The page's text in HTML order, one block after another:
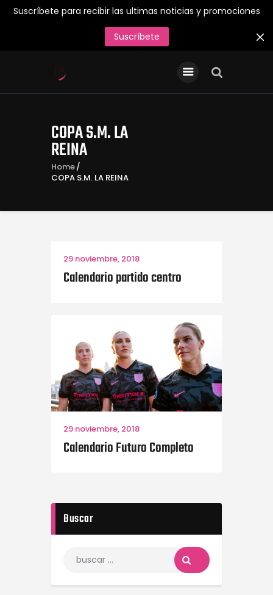
Suscríbete para recibir las ultimas noticias y promociones
Suscríbete
COPA S.M. LA
REINA
Home
COPA S.M. LA REINA
INICIO
Entradas/Abonos
Primer Equipo
¡Juega en el Madrid CFF
26/27!
29 noviembre, 2018
Calendario partido centro
29 noviembre, 2018
Calendario Futuro Completo
Buscar